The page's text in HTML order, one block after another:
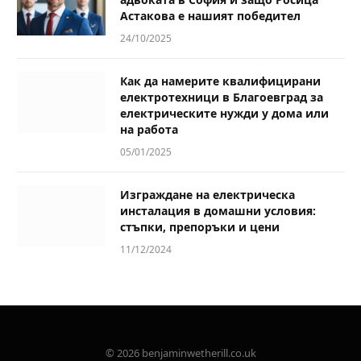
Астакова е нашият победител
24/10/2025
Как да намерите квалифицирани
електротехници в Благоевград за
електрическите нужди у дома или
на работа
05/01/2025
Изграждане на електрическа
инсталация в домашни условия:
стъпки, препоръки и цени
11/12/2024
© 2026 benjaminwetherill.co.uk